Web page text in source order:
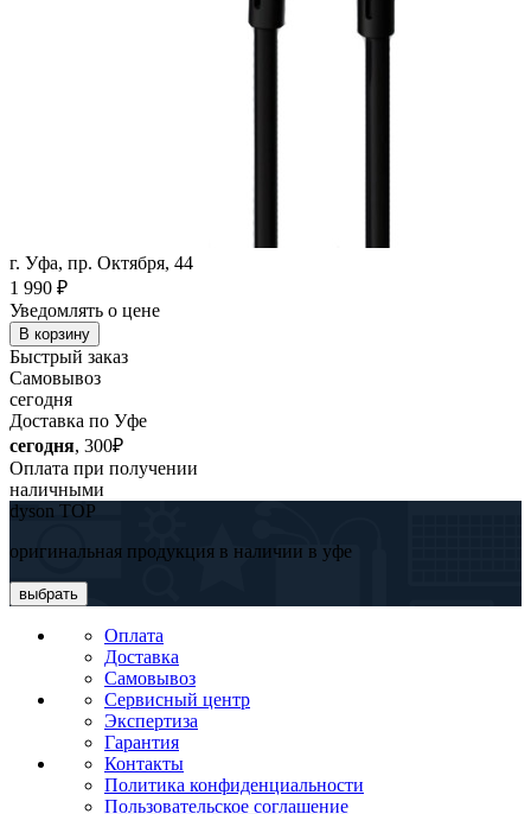
г. Уфа, пр. Октября, 44
1 990 ₽
Уведомлять о цене
В корзину
Быстрый заказ
Самовывоз
сегодня
Доставка по Уфе
сегодня, 300₽
Оплата при получении
наличными
dyson TOP
оригинальная продукция в наличии в уфе
выбрать
Оплата
Доставка
Самовывоз
Сервисный центр
Экспертиза
Гарантия
Контакты
Политика конфиденциальности
Пользовательское соглашение